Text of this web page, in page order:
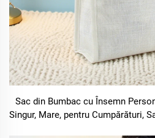
Sac din Bumbac cu Însemn
Singur, Mare, pentru Cumpărături,